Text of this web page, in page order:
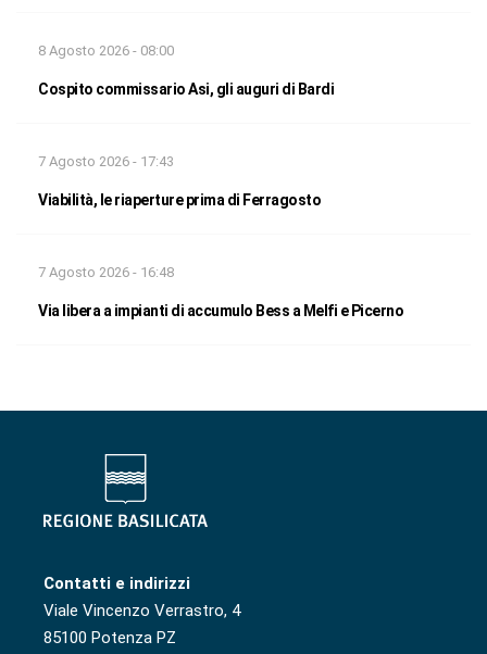
8 Agosto 2026 - 08:00
Cospito commissario Asi, gli auguri di Bardi
7 Agosto 2026 - 17:43
Viabilità, le riaperture prima di Ferragosto
7 Agosto 2026 - 16:48
Via libera a impianti di accumulo Bess a Melfi e Picerno
Contatti e indirizzi
Viale Vincenzo Verrastro, 4
85100 Potenza PZ